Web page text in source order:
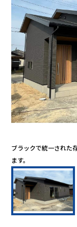
ブラックで統一された
ます。